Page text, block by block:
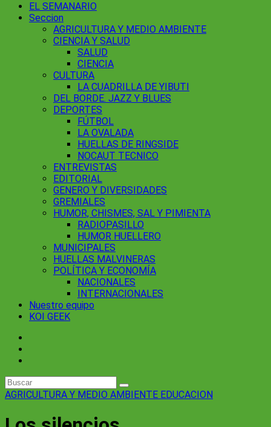
EL SEMANARIO
Seccion
AGRICULTURA Y MEDIO AMBIENTE
CIENCIA Y SALUD
SALUD
CIENCIA
CULTURA
LA CUADRILLA DE YIBUTI
DEL BORDE. JAZZ Y BLUES
DEPORTES
FÚTBOL
LA OVALADA
HUELLAS DE RINGSIDE
NOCAUT TECNICO
ENTREVISTAS
EDITORIAL
GENERO Y DIVERSIDADES
GREMIALES
HUMOR, CHISMES, SAL Y PIMIENTA
RADIOPASILLO
HUMOR HUELLERO
MUNICIPALES
HUELLAS MALVINERAS
POLÍTICA Y ECONOMÍA
NACIONALES
INTERNACIONALES
Nuestro equipo
KOI GEEK
AGRICULTURA Y MEDIO AMBIENTE EDUCACION